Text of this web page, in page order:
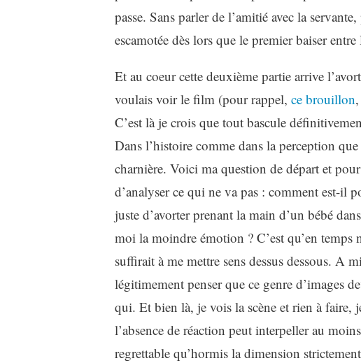
passe. Sans parler de l’amitié avec la
escamotée dès lors que le premier baiser
Et au coeur cette deuxième partie arrive
voulais voir le film (pour rappel, ce brouillon,
C’est là je crois que tout bascule
Dans l’histoire comme dans la perception que
charnière. Voici ma question de départ et
d’analyser ce qui ne va pas : comment est-il
juste d’avorter prenant la main d’un bébé
moi la moindre émotion ? C’est qu’en
suffirait à me mettre sens dessus dessous. A
légitimement penser que ce genre d’images
qui. Et bien là, je vois la scène et rien à faire,
l’absence de réaction peut interpeller au
regrettable qu’hormis la dimension